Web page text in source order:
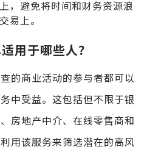
，避免将时间和财务资源浪
易上。
用于哪些人？
的商业活动的参与者都可以
中受益。这包括但不限于银
房地产中介、在线零售商和
用该服务来筛选潜在的高风